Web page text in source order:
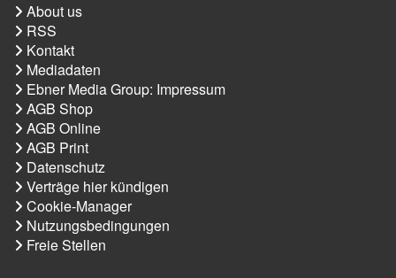
About us
RSS
Kontakt
Mediadaten
Ebner Media Group: Impressum
AGB Shop
AGB Online
AGB Print
Datenschutz
Verträge hier kündigen
Cookie-Manager
Nutzungsbedingungen
Freie Stellen